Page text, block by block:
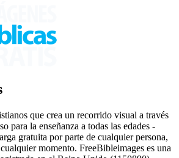
que crea un recorrido visual a través
para la enseñanza a todas las edades -
gratuita por parte de cualquier persona,
momento. FreeBibleimages es una